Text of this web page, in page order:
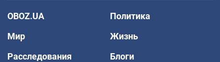
OBOZ.UA
Политика
Мир
Жизнь
Расследования
Блоги